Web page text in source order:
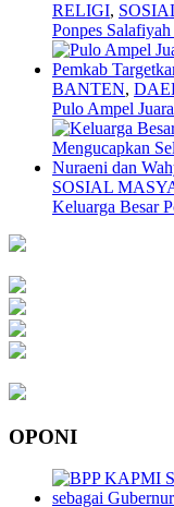
RELIGI,
Ponpes
BANTEN,
Pulo Ampel
SOSIAL
Keluarga Besar
OPONI